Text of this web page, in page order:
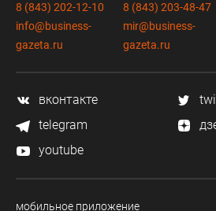
8 (843) 202-12-10
info@business-
gazeta.ru
8 (843) 203-48-47
mir@business-
gazeta.ru
вконтакте
telegram
youtube
мобильное приложение